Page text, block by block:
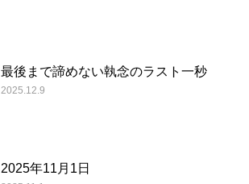
最後まで諦めない執念のラスト一秒
2025.12.9
2025年11月1日